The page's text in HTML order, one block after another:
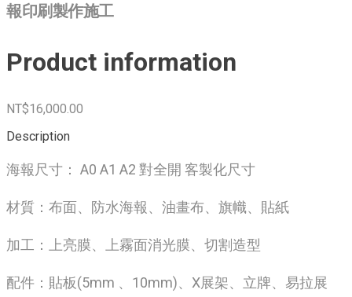
報印刷製作施工
Product information
NT$16,000.00
Description
海報尺寸： A0 A1 A2 對全開 客製化尺寸
材質：布面、防水海報、油畫布、旗幟、貼紙
加工：上亮膜、上霧面消光膜、切割造型
配件：貼板(5mm 、10mm)、X展架、立牌、易拉展